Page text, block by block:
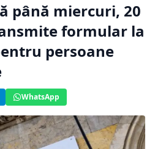
până miercuri, 20
formular la
persoane
WhatsApp